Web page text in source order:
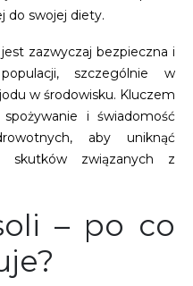
do swojej diety.
zazwyczaj bezpieczna i
szczególnie w
w środowisku. Kluczem
i świadomość
aby uniknąć
skutków związanych z
– po co